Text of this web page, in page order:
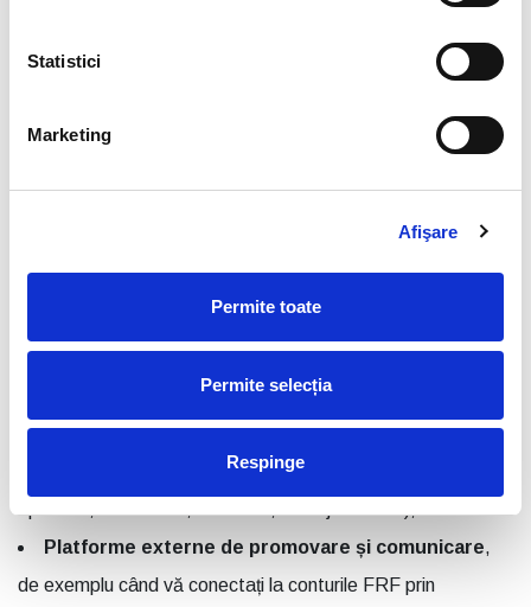
Statistici
Marketing
Afişare
Permite toate
Permite selecția
Respinge
inclusiv prin e-mail, apeluri telefonice, mesaje în rețelele
În anumite situații, FRF poate primi date despre dumneavoastră
din surse externe, cum ar fi:
, inclusiv cluburi afiliate,
asociații județene de fotbal, organizatori locali de
evenimente sportive sau furnizori de servicii implicați în
procesul de livrare a serviciilor (de exemplu, procesatori de
plăți, platforme de ticketing, agenții de marketing);
Surse publice disponibile, cum ar fi rețelele sociale,
atunci când interacționați cu paginile oficiale ale FRF (ex:
Platforme externe de promovare și comunicare,
de exemplu când vă conectați la conturile FRF prin